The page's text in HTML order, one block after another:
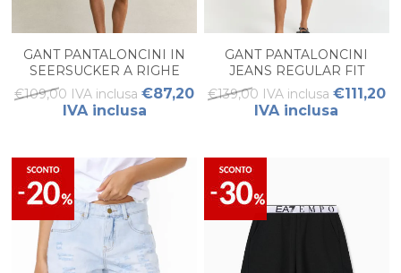
GANT PANTALONCINI IN
SEERSUCKER A RIGHE
DONNA
€109,00 IVA inclusa €87,20
IVA inclusa
GANT PANTALONCINI
JEANS REGULAR FIT
DONNA
€139,00 IVA inclusa €111,20
IVA inclusa